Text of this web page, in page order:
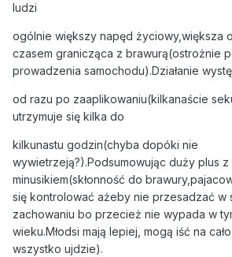
ludzi
ogólnie większy napęd życiowy,większa
czasem granicząca z brawurą(ostrożnie
prowadzenia samochodu).Działanie
od razu po zaaplikowaniu(kilkanaście
utrzymuje się kilka do
kilkunastu godzin(chyba dopóki nie
wywietrzeją?).Podsumowując duży plus z
minusikiem(skłonność do
się kontrolować ażeby nie przesadzać w
zachowaniu bo przecież nie wypada w
wieku.Młodsi mają lepiej, mogą iść na
wszystko ujdzie).